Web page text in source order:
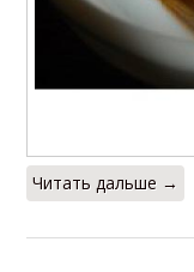
Читать дальше →